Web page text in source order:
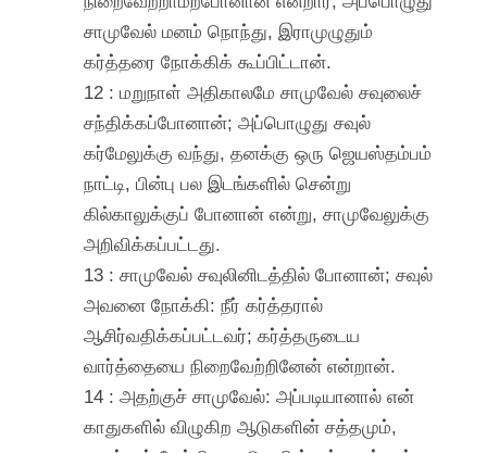
சாமுவேல் மனம் நொந்து, இராமுழுதும்
கர்த்தரை நோக்கிக் கூப்பிட்டான்.
12 : மறுநாள் அதிகாலமே சாமுவேல் சவுலைச்
சந்திக்கப்போனான்; அப்பொழுது சவுல்
கர்மேலுக்கு வந்து, தனக்கு ஒரு ஜெயஸ்தம்பம்
நாட்டி, பின்பு பல இடங்களில் சென்று
கில்காலுக்குப் போனான் என்று, சாமுவேலுக்கு
அறிவிக்கப்பட்டது.
13 : சாமுவேல் சவுலினிடத்தில் போனான்; சவுல்
அவனை நோக்கி: நீர் கர்த்தரால்
ஆசிர்வதிக்கப்பட்டவர்; கர்த்தருடைய
வார்த்தையை நிறைவேற்றினேன் என்றான்.
14 : அதற்குச் சாமுவேல்: அப்படியானால் என்
காதுகளில் விழுகிற ஆடுகளின் சத்தமும்,